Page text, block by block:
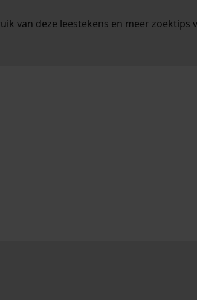
van deze leestekens en meer zoektips